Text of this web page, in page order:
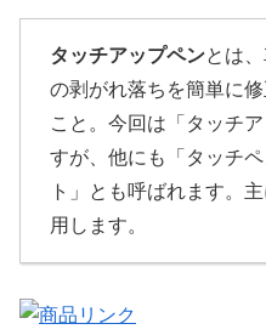
タッチアップペンとは
の剥がれ落ちを簡単に
こと。今回は「タッチ
すが、他にも「タッチ
ト」とも呼ばれます。
用します。